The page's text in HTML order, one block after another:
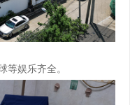
娱乐齐全。